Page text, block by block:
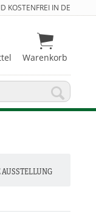
KOSTENFREI IN DE
Warenkorb
AUSSTELLUNG